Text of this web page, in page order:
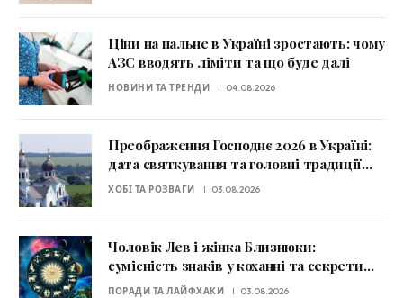
Ціни на пальне в Україні зростають: чому
АЗС вводять ліміти та що буде далі
НОВИНИ ТА ТРЕНДИ 04.08.2026
Преображення Господнє 2026 в Україні:
дата святкування та головні традиції
дня
ХОБІ ТА РОЗВАГИ 03.08.2026
Чоловік Лев і жінка Близнюки:
сумісність знаків у коханні та секрети
стосунків
ПОРАДИ ТА ЛАЙФХАКИ 03.08.2026